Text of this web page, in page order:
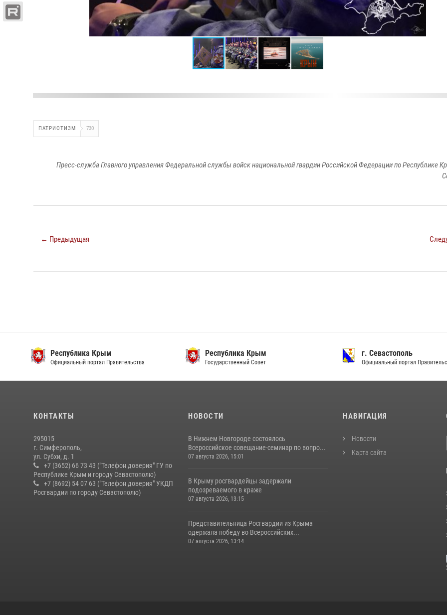
ПАТРИОТИЗМ 730
Пресс-служба Главного управления Федеральной службы войск национальной гвардии Российской Федерации по Республике
← Предыдущая
Республика Крым
Официальный портал Правительства
Республика Крым
Государственный Совет
г. Севастополь
Официальный портал
КОНТАКТЫ
295015
г. Симферополь,
ул. Субхи, д. 1
+7 (3652) 66 73 43 ("Телефон доверия" ГУ по
Республике Крым и городу Севастополю)
+7 (8692) 54 07 63 ("Телефон доверия" УКДП
Росгвардии по городу Севастополю)
НОВОСТИ
В Нижнем Новгороде состоялось
Всероссийское совещание-семинар по вопро...
07 августа 2026, 15:01
В Крыму росгвардейцы задержали
подозреваемого в краже
07 августа 2026, 13:15
Представительница Росгвардии из Крыма
одержала победу во Всероссийских...
07 августа 2026, 13:14
НАВИГАЦИЯ
Новости
Карта сайта